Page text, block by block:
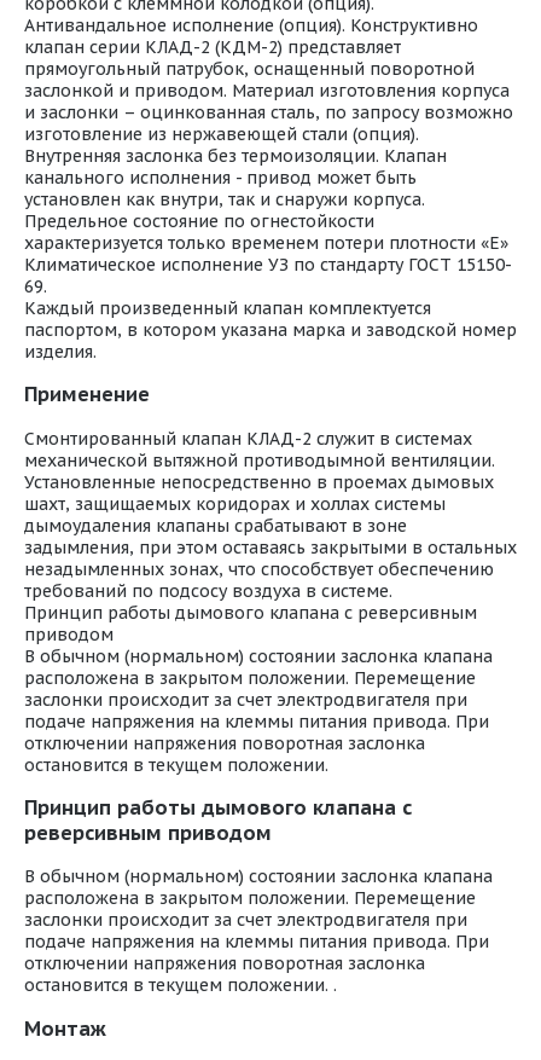
Антивандальное исполнение (опция). Конструктивно
клапан серии КЛАД-2 (КДМ-2) представляет
прямоугольный патрубок, оснащенный поворотной
заслонкой и приводом. Материал изготовления корпуса
и заслонки – оцинкованная сталь, по запросу возможно
изготовление из нержавеющей стали (опция).
Внутренняя заслонка без термоизоляции. Клапан
канального исполнения - привод может быть
установлен как внутри, так и снаружи корпуса.
Предельное состояние по огнестойкости
характеризуется только временем потери плотности «Е»
Климатическое исполнение УЗ по стандарту ГОСТ 15150-
69.
Каждый произведенный клапан комплектуется
паспортом, в котором указана марка и заводской номер
изделия.
Применение
Смонтированный клапан КЛАД-2 служит в системах
механической вытяжной противодымной вентиляции.
Установленные непосредственно в проемах дымовых
шахт, защищаемых коридорах и холлах системы
дымоудаления клапаны срабатывают в зоне
задымления, при этом оставаясь закрытыми в остальных
незадымленных зонах, что способствует обеспечению
требований по подсосу воздуха в системе.
Принцип работы дымового клапана с реверсивным
приводом
В обычном (нормальном) состоянии заслонка клапана
расположена в закрытом положении. Перемещение
заслонки происходит за счет электродвигателя при
подаче напряжения на клеммы питания привода. При
отключении напряжения поворотная заслонка
остановится в текущем положении.
Принцип работы дымового клапана с
реверсивным приводом
В обычном (нормальном) состоянии заслонка клапана
расположена в закрытом положении. Перемещение
заслонки происходит за счет электродвигателя при
подаче напряжения на клеммы питания привода. При
отключении напряжения поворотная заслонка
остановится в текущем положении. .
Монтаж